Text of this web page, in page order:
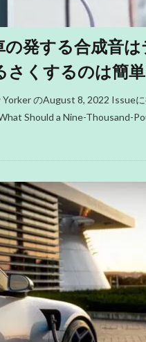
発する合成音
くするのは簡
のAugust 8, 2022 Issue
Should a Nine-Thousand-